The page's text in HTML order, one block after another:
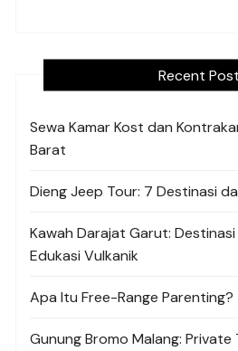
Recent
Sewa Kamar Kost dan
Barat
Dieng Jeep Tour: 7 Destinasi
Kawah Darajat Garut:
Edukasi Vulkanik
Apa Itu Free-Range Parenting?
Gunung Bromo Malang: Private